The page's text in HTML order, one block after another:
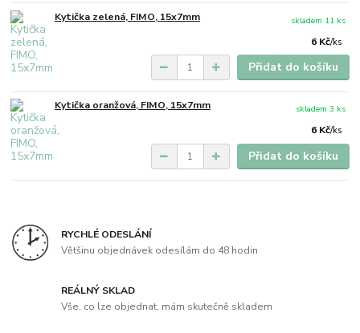
Kytička zelená, FIMO, 15x7mm
6 Kč/ks
skladem 11 ks
Přidat do košíku
Kytička oranžová, FIMO, 15x7mm
6 Kč/ks
skladem 3 ks
Přidat do košíku
RYCHLÉ ODESLÁNÍ
Většinu objednávek odesílám do 48 hodin
REÁLNÝ SKLAD
Vše, co lze objednat, mám skutečně skladem